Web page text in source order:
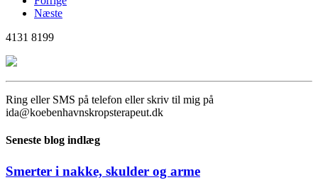
Næste
4131 8199
Ring eller SMS på telefon eller skriv til mig på
ida@koebenhavnskropsterapeut.dk
Seneste blog indlæg
Smerter i nakke, skulder og arme